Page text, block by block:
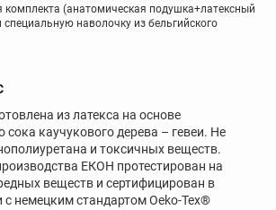
(анатомическая подушка+латексный
наволочку из бельгийского
из латекса на основе
сока каучукового дерева – гевеи. Не
и токсичных веществ.
ЕКОН протестирован на
веществ и сертифицирован в
с немецким стандартом Oeko-Tex®